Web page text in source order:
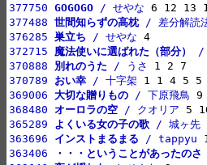
377750 GOGOGO / せやな
377488 世間知らずの高枕 / 差分解読
376285 巣立ち / せやな
372715 魔法使いに選ばれた（部分） /
370888 別れのうた / うさ
370789 おい幸 / 十字架
369006 大切な贈りもの / 下原飛鳥
368480 オーロラの空 / クオリア
365289
よくいる女の子の歌 / 城ヶ先
363696 インストまるまる / tappyu
363406
・・・ということがあったのさ